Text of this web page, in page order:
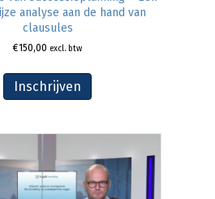
analyse aan de hand van
clausules
€150,00 excl. btw
Inschrijven